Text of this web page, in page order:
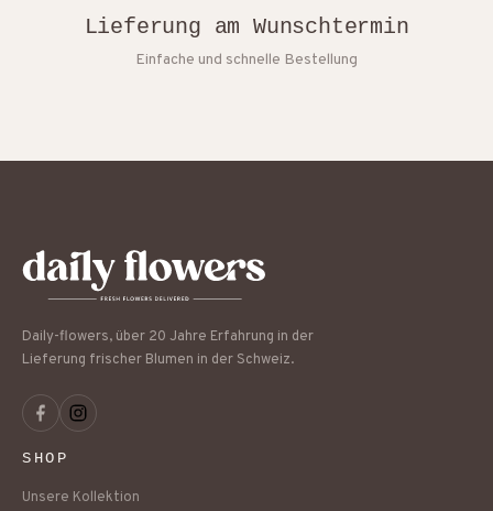
Lieferung am Wunschtermin
Einfache und schnelle Bestellung
Daily-flowers, über 20 Jahre Erfahrung in der
Lieferung frischer Blumen in der Schweiz.
SHOP
Unsere Kollektion